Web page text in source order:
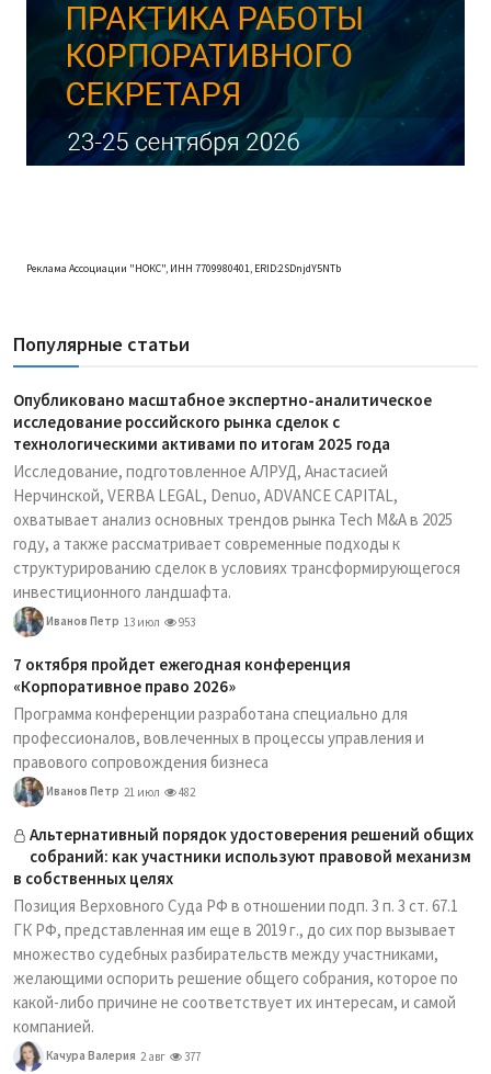
Реклама Ассоциации "НОКС", ИНН 7709980401, ERID:2SDnjdY5NTb
Популярные статьи
Опубликовано масштабное экспертно-аналитическое
исследование российского рынка сделок с
технологическими активами по итогам 2025 года
Исследование, подготовленное АЛРУД, Анастасией
Нерчинской, VERBA LEGAL, Denuo, ADVANCE CAPITAL,
охватывает анализ основных трендов рынка Tech M&A в 2025
году, а также рассматривает современные подходы к
структурированию сделок в условиях трансформирующегося
инвестиционного ландшафта.
Иванов Петр 13 июл 953
7 октября пройдет ежегодная конференция
«Корпоративное право 2026»
Программа конференции разработана специально для
профессионалов, вовлеченных в процессы управления и
правового сопровождения бизнеса
Иванов Петр 21 июл 482
Альтернативный порядок удостоверения решений общих
собраний: как участники используют правовой механизм
в собственных целях
Позиция Верховного Суда РФ в отношении подп. 3 п. 3 ст. 67.1
ГК РФ, представленная им еще в 2019 г., до сих пор вызывает
множество судебных разбирательств между участниками,
желающими оспорить решение общего собрания, которое по
какой-либо причине не соответствует их интересам, и самой
компанией.
Качура Валерия 2 авг 377